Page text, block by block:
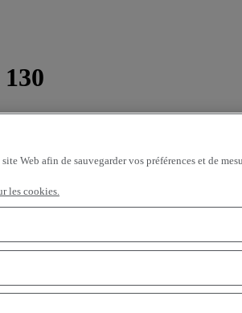
Web afin de sauvegarder vos préférences et de
les cookies.